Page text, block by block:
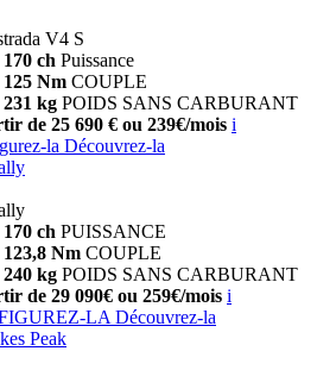
V4 S
170 ch Puissance
125 Nm COUPLE
231 kg POIDS SANS CARBURANT
de 25 690 € ou 239€/mois i
la Découvrez-la
170 ch PUISSANCE
123,8 Nm COUPLE
240 kg POIDS SANS CARBURANT
de 29 090€ ou 259€/mois i
LA Découvrez-la
Peak